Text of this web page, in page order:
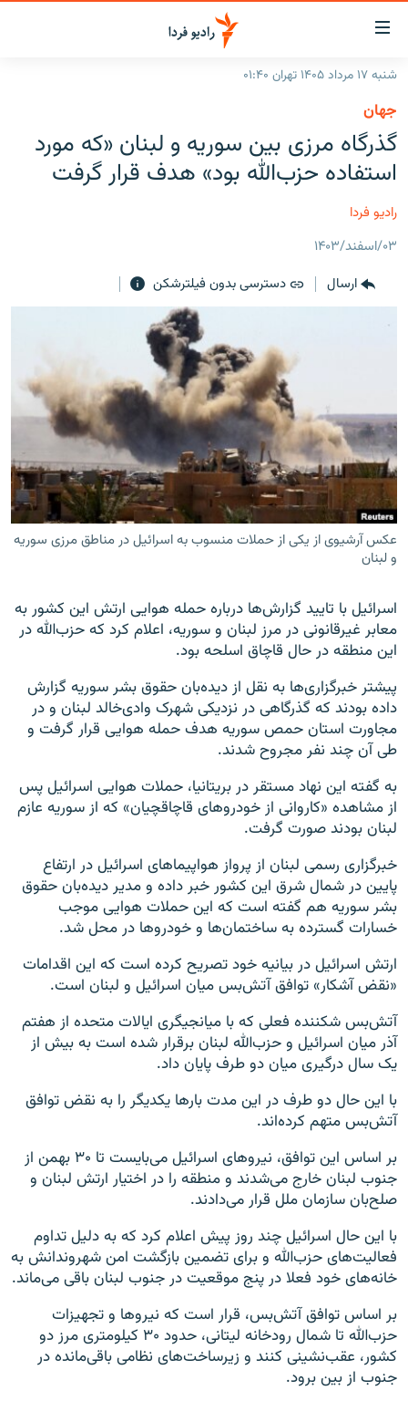
لینک‌های
قابلیت
دسترسی
بازگشت
به
منوی
اصلی
رفتن
به
صفحه
ایران
جهان
فرکانس‌ها
پادکست
گزارش‌های تصویری
زنان فردا
زبان‌های دیگر
شنبه ۱۷ مرداد ۱۴۰۵ تهران ۰۱:۴۰
جهان
گذرگاه مرزی بین سوریه و لبنان «که مورد
استفاده حزب‌الله بود» هدف قرار گرفت
رادیو فردا
۰۳/اسفند/۱۴۰۳
ارسال
دسترسی بدون فیلترشکن
عکس آرشیوی از یکی از حملات منسوب به اسرائیل در مناطق مرزی سوریه
و لبنان
اسرائیل با تایید گزارش‌ها درباره حمله هوایی ارتش این کشور به
معابر غیرقانونی در مرز لبنان و سوریه، اعلام کرد که حزب‌الله در
این منطقه در حال قاچاق اسلحه بود.
پیشتر خبرگزاری‌ها به نقل از دیده‌بان حقوق بشر سوریه گزارش
داده بودند که گذرگاهی در نزدیکی شهرک وادی‌خالد لبنان و در
مجاورت استان حمص سوریه هدف حمله هوایی قرار گرفت و
طی آن چند نفر مجروح شدند.
به گفته این نهاد مستقر در بریتانیا، حملات هوایی اسرائیل پس
از مشاهده «کاروانی از خودروهای قاچاقچیان» که از سوریه عازم
لبنان بودند صورت گرفت.
خبرگزاری رسمی لبنان از پرواز هواپیماهای اسرائیل در ارتفاع
پایین در شمال شرق این کشور خبر داده و مدیر دیده‌بان حقوق
بشر سوریه هم گفته است که این حملات هوایی موجب
خسارات گسترده به ساختمان‌ها و خودروها در محل شد.
ارتش اسرائیل در بیانیه خود تصریح کرده است که این اقدامات
«نقض آشکار» توافق آتش‌بس میان اسرائیل و لبنان است.
آتش‌بس شکننده فعلی که با میانجیگری ایالات متحده از هفتم
آذر میان اسرائیل و حزب‌الله لبنان برقرار شده است به بیش از
یک سال درگیری‌ میان دو طرف پایان داد.
با این حال دو طرف در این مدت بارها یکدیگر را به نقض توافق
آتش‌بس متهم کرده‌اند.
بر اساس این توافق، نیروهای اسرائیل می‌بایست تا ۳۰ بهمن از
جنوب لبنان خارج می‌شدند و منطقه را در اختیار ارتش لبنان و
صلح‌بان سازمان ملل قرار می‌دادند.
با این حال اسرائیل چند روز پیش اعلام کرد که به دلیل تداوم
فعالیت‌های حزب‌الله و برای تضمین بازگشت امن شهروندانش به
خانه‌های خود فعلا در پنج موقعیت در جنوب لبنان باقی می‌ماند.
بر اساس توافق آتش‌بس، قرار است که نیروها و تجهیزات
حزب‌الله تا شمال رودخانه لیتانی، حدود ۳۰ کیلومتری مرز دو
کشور، عقب‌نشینی کنند و زیرساخت‌های نظامی باقی‌مانده در
جنوب از بین برود.